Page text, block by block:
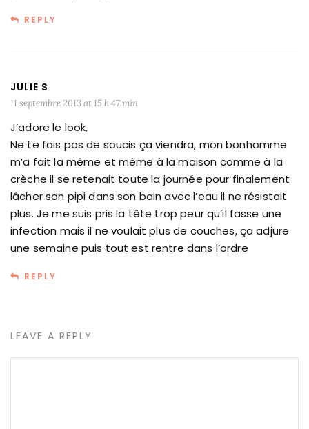
REPLY
JULIE S
11 septembre 2013 at 15 h 47 min
J’adore le look,
Ne te fais pas de soucis ça viendra, mon bonhomme
m’a fait la même et même à la maison comme à la
crèche il se retenait toute la journée pour finalement
lâcher son pipi dans son bain avec l’eau il ne résistait
plus. Je me suis pris la tête trop peur qu’il fasse une
infection mais il ne voulait plus de couches, ça adjure
une semaine puis tout est rentre dans l’ordre
REPLY
LEAVE A REPLY